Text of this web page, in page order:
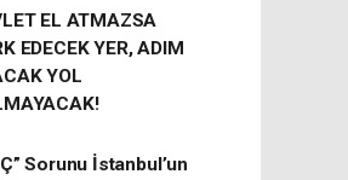
EL ATMAZSA
EDECEK YER, ADIM
YOL
Sorunu İstanbul’un